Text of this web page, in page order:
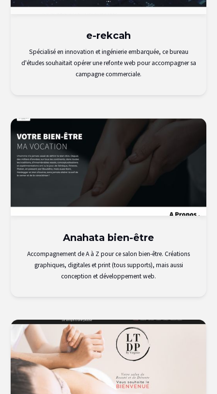
e-rekcah
Spécialisé en innovation et ingénierie embarquée, ce bureau
d'études souhaitait opérer une refonte web pour accompagner sa
campagne commerciale.
Anahata bien-être
Accompagnement de A à Z pour ce salon bien-être. Créations
graphiques, digitales et print (tous supports), mais aussi
conception et développement web.